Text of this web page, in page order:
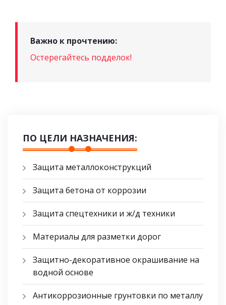
Важно к прочтению:
Остерегайтесь подделок!
ПО ЦЕЛИ НАЗНАЧЕНИЯ:
Защита металлоконструкций
Защита бетона от коррозии
Защита спецтехники и ж/д техники
Материалы для разметки дорог
Защитно-декоративное окрашивание на
водной основе
Антикоррозионные грунтовки по металлу